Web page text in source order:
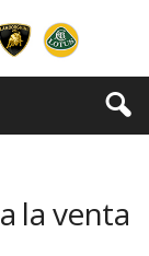
la venta